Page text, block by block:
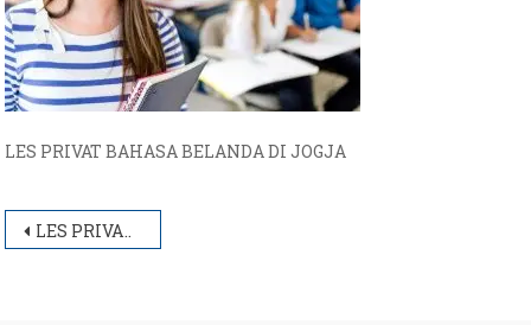
LES PRIVAT BAHASA BELANDA DI JOGJA
Post
LES PRIVAT BAHASA BELANDA DI JOGJA